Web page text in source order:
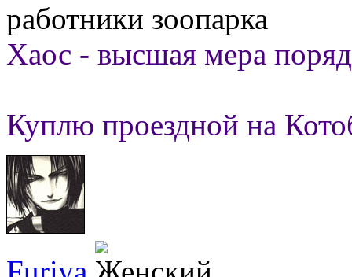
работники зоопарка
Хаос - высшая мера
Куплю проездной на